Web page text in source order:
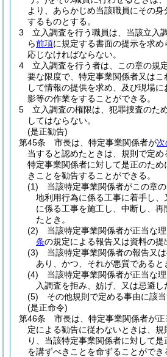
より、あらかじめ当該職員にその
するものとする。
3
立入調査を行う職員は、当該立入
ら前項に規定する書面の提示を求め
応じなければならない。
4
立入調査を行う者は、この章の規
要な限度で、特定事業関係者又は
して情報の提供を求め、及び現場
影等の作業をすることができる。
5
立入調査の権限は、犯罪捜査のた
してはならない。
(是正勧告)
第45条
市長は、特定事業関係者が次
当すると認めたときは、規則で定
特定事業関係者に対して是正のた
きことを勧告することができる。
(1)
当該特定事業関係者がこの章
地利用行為に係る工事に着手し
に係る工事を施工し、中断し、再
たとき。
(2)
当該特定事業関係者が正当な理
条の規定による報告又は資料の提
(3)
当該特定事業関係者の報告又
あり、かつ、それが悪質であると
(4)
当該特定事業関係者が正当な理
入調査を拒み、妨げ、又は忌避し
(5)
その他規則で定める事由に該当
(是正命令)
第46条
市長は、特定事業関係者が正
定による勧告に従わないときは、規
り、当該特定事業関係者に対して
を講ずべきことを命ずることができ